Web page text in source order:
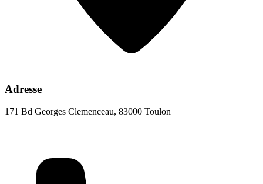
Adresse
171 Bd Georges Clemenceau, 83000 Toulon